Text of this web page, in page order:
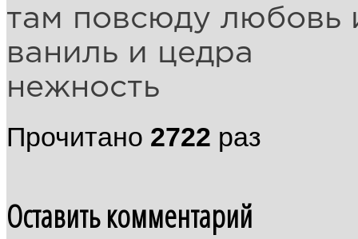
там повсюду любовь
ваниль и цедра
нежность
Прочитано 2722 раз
Оставить комментарий